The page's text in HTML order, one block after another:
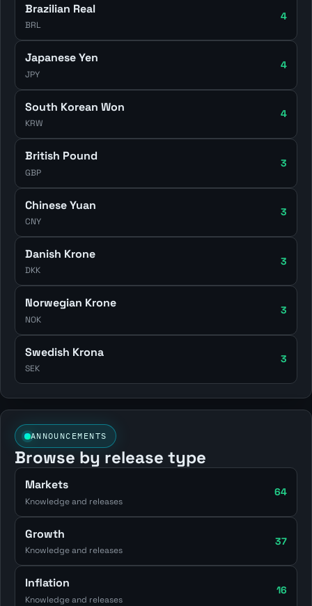
Brazilian Real
BRL
4
Japanese Yen
JPY
4
South Korean Won
KRW
4
British Pound
GBP
3
Chinese Yuan
CNY
3
Danish Krone
DKK
3
Norwegian Krone
NOK
3
Swedish Krona
SEK
3
ANNOUNCEMENTS
Browse by release type
Markets
Knowledge and releases
64
Growth
Knowledge and releases
37
Inflation
Knowledge and releases
16